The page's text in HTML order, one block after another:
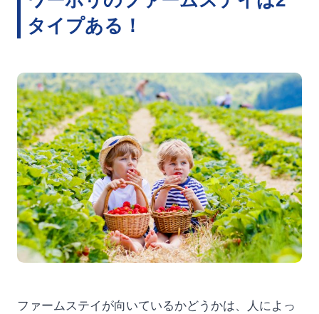
タイプある！
ファームステイが向いているかどうかは、人によっ